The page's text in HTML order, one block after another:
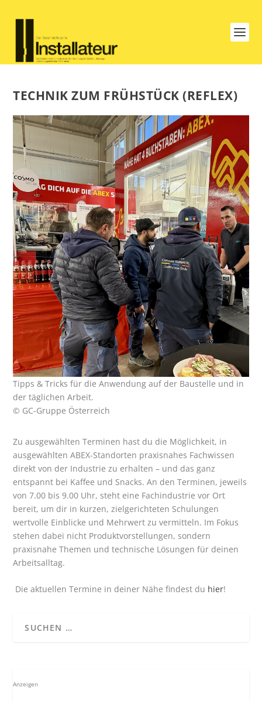
TECHNIK ZUM FRÜHSTÜCK (REFLEX)
Tipps & Tricks für die Anwendung auf der Baustelle und in
der täglichen Arbeit.
© GC-Gruppe Österreich
Zu ausgewählten Terminen hast du die Möglichkeit, in
ausgewählten ABEX-Standorten praxisnahes Fachwissen
direkt von der Industrie zu erhalten – und das ganz
entspannt bei Kaffee und Snacks. An den Terminen, jeweils
von 7.00 bis 9.00 Uhr, steht eine Fachindustrie vor Ort
bereit, um dir in kurzen, zielgerichteten Schulungen
wertvolle Einblicke und Mehrwert zu vermitteln. Im Fokus
stehen dabei nicht Produktvorstellungen, sondern
praxisnahe Themen und technische Lösungen für deinen
Arbeitsalltag.
Die aktuellen Termine in deiner Nähe findest du hier!
Anzeigen